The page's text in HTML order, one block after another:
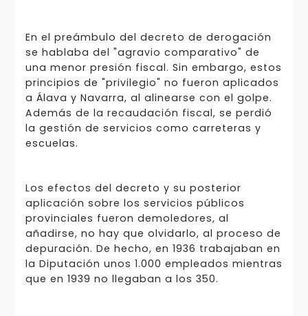
En el preámbulo del decreto de derogación
se hablaba del "agravio comparativo" de
una menor presión fiscal. Sin embargo, estos
principios de "privilegio" no fueron aplicados
a Álava y Navarra, al alinearse con el golpe.
Además de la recaudación fiscal, se perdió
la gestión de servicios como carreteras y
escuelas.
Los efectos del decreto y su posterior
aplicación sobre los servicios públicos
provinciales fueron demoledores, al
añadirse, no hay que olvidarlo, al proceso de
depuración. De hecho, en 1936 trabajaban en
la Diputación unos 1.000 empleados mientras
que en 1939 no llegaban a los 350.